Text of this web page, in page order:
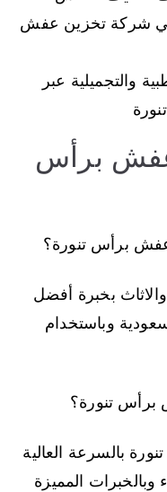
في شركة تخزين عفش
والتجميلية عبر
برأس
برأس تنورة؟
بخبرة أفضل
وباستخدام
تنورة؟
بالسرعة العالية
وبالخبرات المميزة